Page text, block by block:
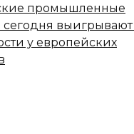
промышленные
сегодня
у европейских